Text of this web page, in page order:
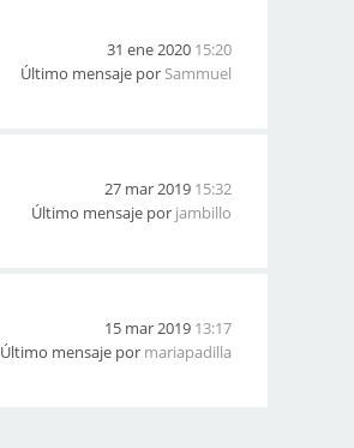
31 ene 2020 15:20
Último mensaje por Sammuel
27 mar 2019 15:32
Último mensaje por jambillo
15 mar 2019 13:17
Último mensaje por mariapadilla